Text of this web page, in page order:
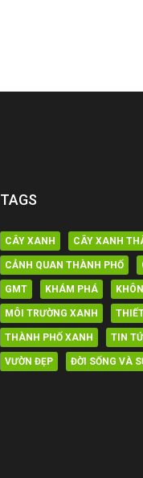
TAGS
CÂY XANH CÂY XANH
CẢNH QUAN THÀNH PHỐ
GMT KHÁM PHÁ
MÔI TRƯỜNG XANH
THÀNH PHỐ XANH TIN
VƯỜN ĐẸP ĐỜI SỐNG VÀ